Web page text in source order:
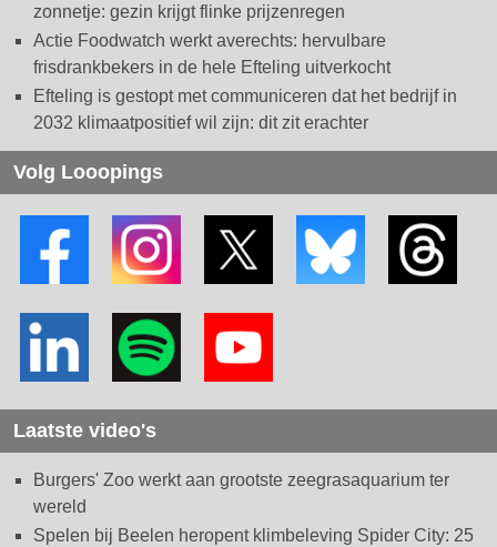
zonnetje: gezin krijgt flinke prijzenregen
Actie Foodwatch werkt averechts: hervulbare
frisdrankbekers in de hele Efteling uitverkocht
Efteling is gestopt met communiceren dat het bedrijf in
2032 klimaatpositief wil zijn: dit zit erachter
Volg Looopings
Laatste video's
Burgers' Zoo werkt aan grootste zeegrasaquarium ter
wereld
Spelen bij Beelen heropent klimbeleving Spider City: 25